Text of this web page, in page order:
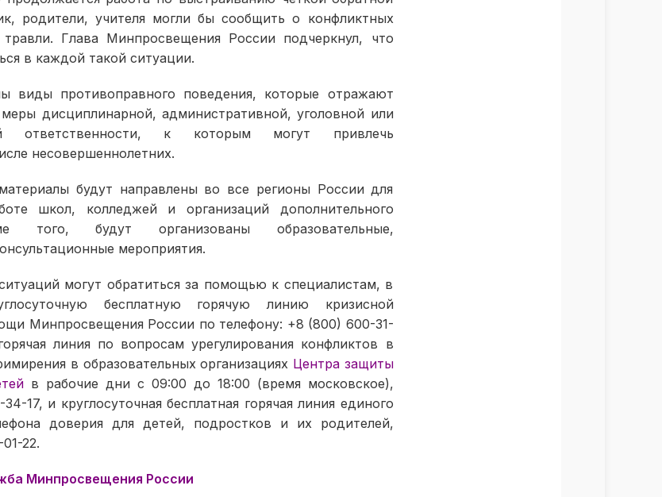
родители, учителя могли бы сообщить о конфликтных
травли. Глава Минпросвещения России подчеркнул, что
в каждой такой ситуации.
виды противоправного поведения, которые отражают
дисциплинарной, административной, уголовной или
ответственности, к которым могут привлечь
несовершеннолетних.
будут направлены во все регионы России для
школ, колледжей и организаций дополнительного
того, будут организованы образовательные,
мероприятия.
могут обратиться за помощью к специалистам, в
бесплатную горячую линию кризисной
Минпросвещения России по телефону: +8 (800) 600-31-
линия по вопросам урегулирования конфликтов в
в образовательных организациях Центра защиты
в рабочие дни с 09:00 до 18:00 (время московское),
17, и круглосуточная бесплатная горячая линия единого
доверия для детей, подростков и их родителей,
22.
Минпросвещения России